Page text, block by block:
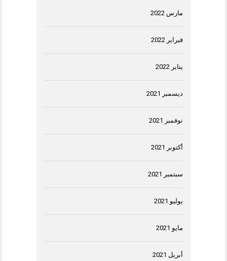
مارس 2022
فبراير 2022
يناير 2022
ديسمبر 2021
نوفمبر 2021
أكتوبر 2021
سبتمبر 2021
يوليو 2021
مايو 2021
أبريل 2021